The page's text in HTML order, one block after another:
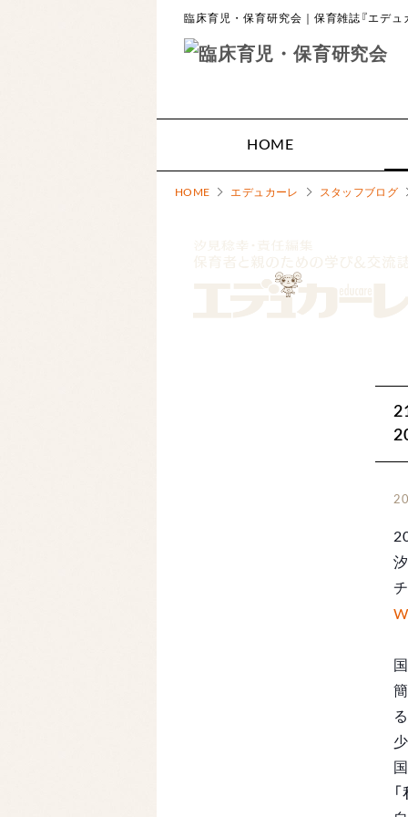
臨床育児・保育研究会｜保育雑誌『エデュ
HOME
HOME エデュカーレ スタッフブログ